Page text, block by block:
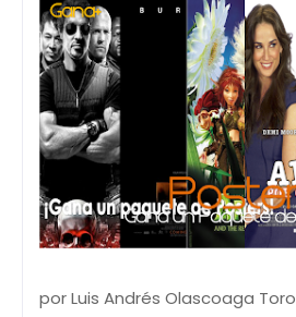
por Luis Andrés Olascoaga Toro